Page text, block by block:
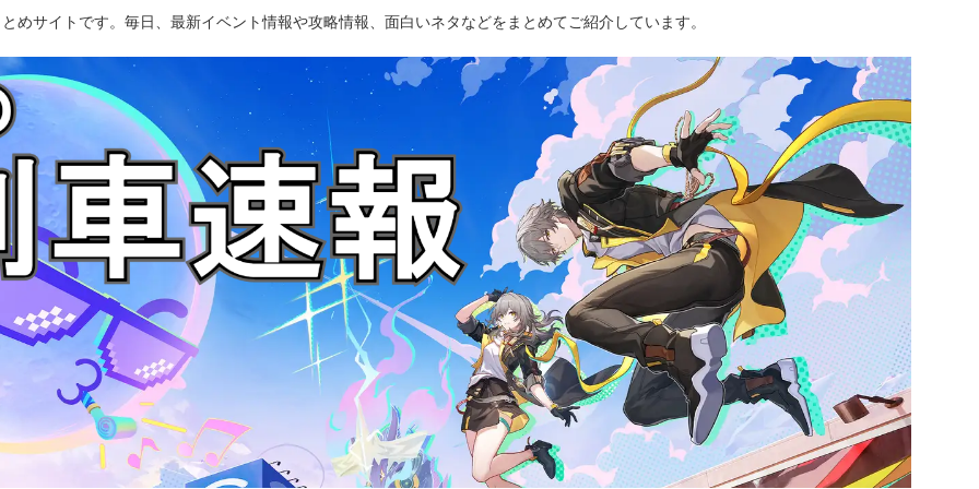
めサイトです。毎日、最新イベント情報や攻略情報、面白いネタなどをまとめてご紹介しています。